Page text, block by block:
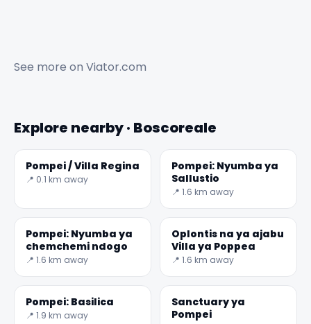
See more on Viator.com
Explore nearby · Boscoreale
Pompei / Villa Regina
📍 0.1 km away
Pompei: Nyumba ya
Sallustio
📍 1.6 km away
Pompei: Nyumba ya
chemchemi ndogo
📍 1.6 km away
Oplontis na ya ajabu
Villa ya Poppea
📍 1.6 km away
Pompei: Basilica
📍 1.9 km away
Sanctuary ya
Pompei
✕
🏆🏆 #1 Trip Planner 2026